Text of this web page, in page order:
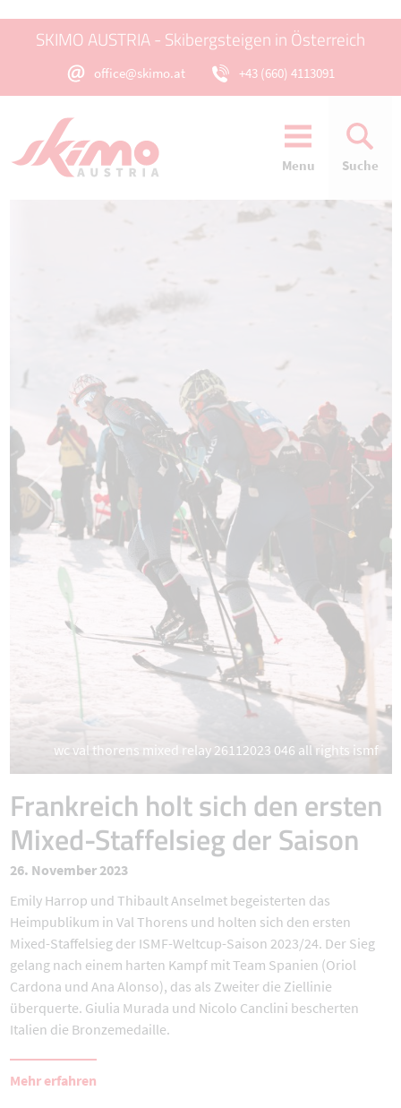
SKIMO AUSTRIA - Skibergsteigen in Österreich
office@skimo.at +43 (660) 4113091
Menu Suche
wc val thorens mixed relay 26112023 046 all rights ismf
Frankreich holt sich den ersten
Mixed-Staffelsieg der Saison
26. November 2023
Emily Harrop und Thibault Anselmet begeisterten das
Heimpublikum in Val Thorens und holten sich den ersten
Mixed-Staffelsieg der ISMF-Weltcup-Saison 2023/24. Der Sieg
gelang nach einem harten Kampf mit Team Spanien (Oriol
Cardona und Ana Alonso), das als Zweiter die Ziellinie
überquerte. Giulia Murada und Nicolo Canclini bescherten
Italien die Bronzemedaille.
Mehr erfahren